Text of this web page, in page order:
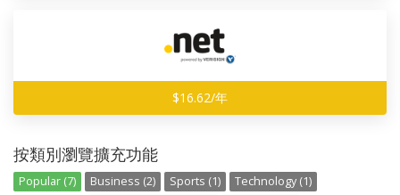
$16.62/年
按類別瀏覽擴充功能
Popular (7) Business (2) Sports (1)
Technology (1)